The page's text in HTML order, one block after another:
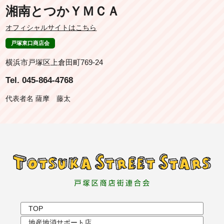
湘南とつかＹＭＣＡ
オフィシャルサイトはこちら
戸塚東口商店会
横浜市戸塚区上倉田町769-24
Tel. 045-864-4768
代表者名 薩摩 藤太
TOP
地産地消サポート店